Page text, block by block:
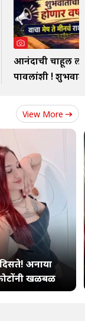
आनंदाची चाहूल
पावलांशी !
View More
अनाया
खळबळ